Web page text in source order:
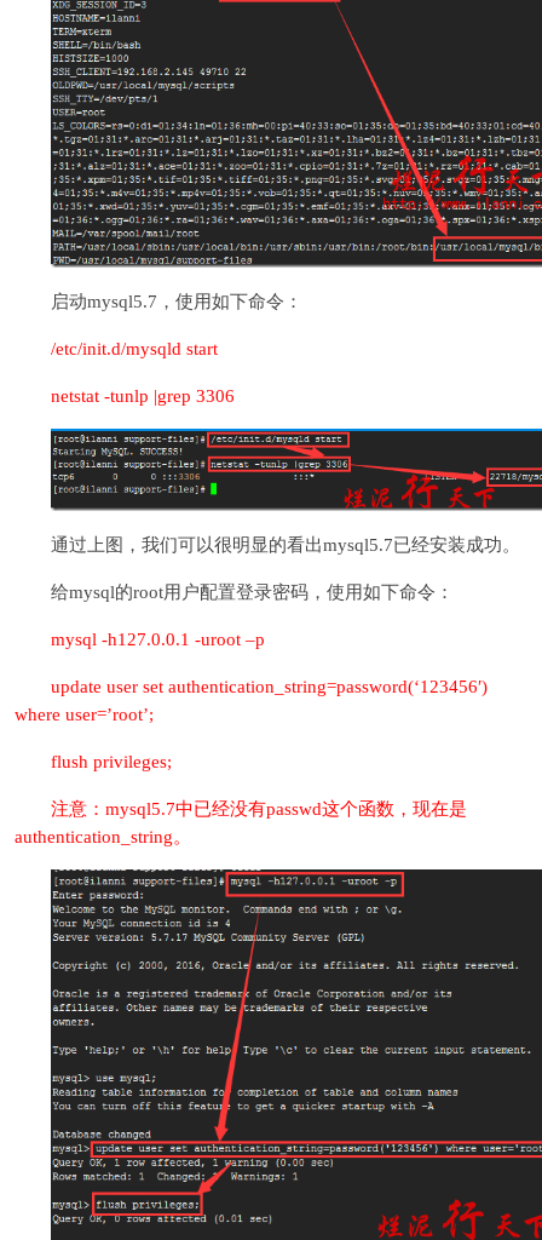
启动mysql5.7，使用如下命令：
/etc/init.d/mysqld start
netstat -tunlp |grep 3306
通过上图，我们可以很明显的看出mysql5.7已经安装成功。
给mysql的root用户配置登录密码，使用如下命令：
mysql -h127.0.0.1 -uroot –p
update user set authentication_string=password(‘123456′)
where user=’root’;
flush privileges;
注意：mysql5.7中已经没有passwd这个函数，现在是
authentication_string。